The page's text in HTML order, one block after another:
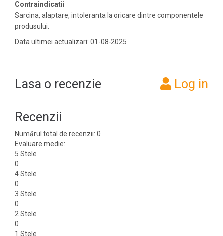
Contraindicatii
Sarcina, alaptare, intoleranta la oricare dintre componentele
produsului.
Data ultimei actualizari: 01-08-2025
Lasa o recenzie Log in
Recenzii
Numărul total de recenzii: 0
Evaluare medie:
5 Stele
0
4 Stele
0
3 Stele
0
2 Stele
0
1 Stele